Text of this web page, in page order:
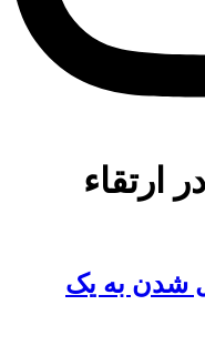
ارتقاء
شدن به یک